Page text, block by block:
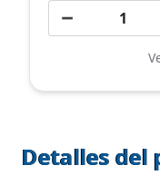
−
Detalles del